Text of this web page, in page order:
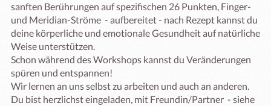
sanften Berührungen auf spezifischen 26 Punkten, Finger-
und Meridian-Ströme  - aufbereitet - nach Rezept kannst du
deine körperliche und emotionale Gesundheit auf natürliche
Weise unterstützen.
Schon während des Workshops kannst du Veränderungen
spüren und entspannen!
Wir lernen an uns selbst zu arbeiten und auch an anderen.
Du bist herzlichst eingeladen, mit Freundin/Partner  - siehe